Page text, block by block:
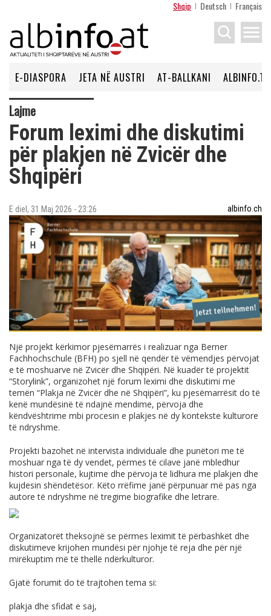
Shqip Deutsch Français
menu
E-DIASPORA JETA NË AUSTRI AT-BALLKANI ALBINFO.TV
Lajme
Forum leximi dhe diskutimi
për plakjen në Zvicër dhe
Shqipëri
E diel, 31 Maj 2026 - 23:26 albinfo.ch
Një projekt kërkimor pjesëmarrës i realizuar nga Berner
Fachhochschule (BFH) po sjell në qendër të vëmendjes përvojat
e të moshuarve në Zvicër dhe Shqipëri. Në kuadër të projektit
“Storylink”, organizohet një forum leximi dhe diskutimi me
temën “Plakja në Zvicër dhe në Shqipëri”, ku pjesëmarrësit do të
kenë mundësinë të ndajnë mendime, përvoja dhe
këndvështrime mbi procesin e plakjes në dy kontekste kulturore
të ndryshme.
Projekti bazohet në intervista individuale dhe punëtori me të
moshuar nga të dy vendet, përmes të cilave janë mbledhur
histori personale, kujtime dhe përvoja të lidhura me plakjen dhe
kujdesin shëndetësor. Këto rrëfime janë përpunuar më pas nga
autore të ndryshme në tregime biografike dhe letrare.
Organizatorët theksojnë se përmes leximit të përbashkët dhe
diskutimeve krijohen mundësi për njohje të reja dhe për një
mirëkuptim më të thellë ndërkulturor.
Gjatë forumit do të trajtohen tema si:
plakja dhe sfidat e saj,